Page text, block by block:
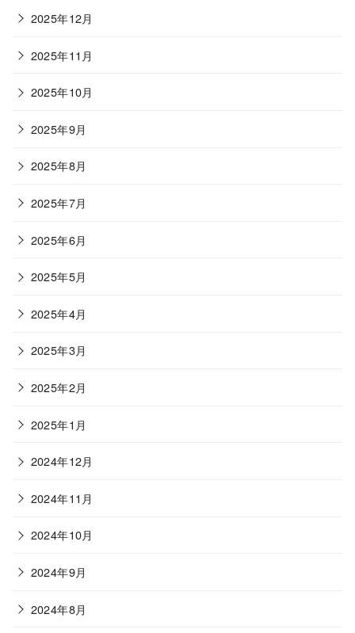
2025年12月
2025年11月
2025年10月
2025年9月
2025年8月
2025年7月
2025年6月
2025年5月
2025年4月
2025年3月
2025年2月
2025年1月
2024年12月
2024年11月
2024年10月
2024年9月
2024年8月